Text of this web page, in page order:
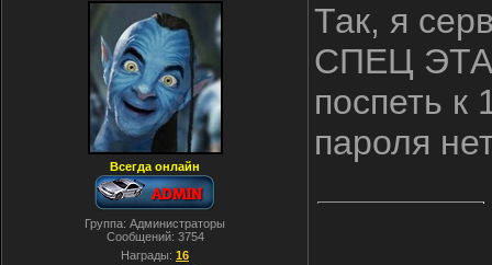
Всегда онлайн
Группа: Администраторы
Сообщений: 3754
Награды: 16
Так, я
СПЕЦ
поспеть к
пароля